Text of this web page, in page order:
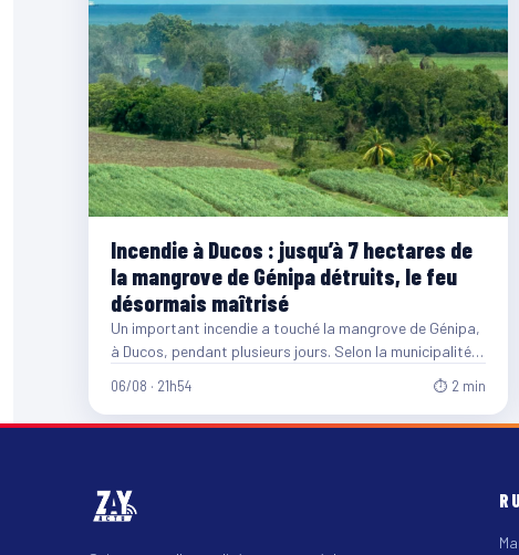
Incendie à Ducos : jusqu’à 7 hectares de
la mangrove de Génipa détruits, le feu
désormais maîtrisé
Un important incendie a touché la mangrove de Génipa,
à Ducos, pendant plusieurs jours. Selon la municipalité,
06/08 · 21h54 ⏱ 2 min